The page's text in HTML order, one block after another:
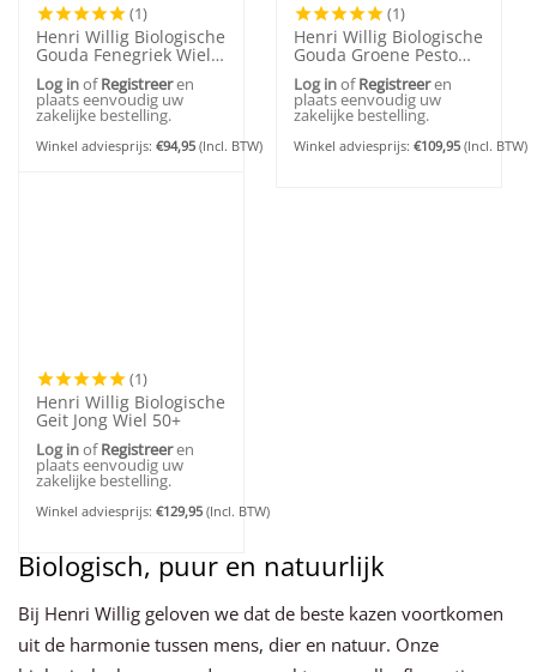
(1)
Henri Willig Biologische
Gouda Fenegriek Wiel
Log inofRegistreeren
plaats eenvoudig uw
zakelijke bestelling.
Winkel adviesprijs:€94,95 (Incl. BTW)
(1)
Henri Willig Biologische
Gouda Groene Pesto
Log inofRegistreeren
plaats eenvoudig uw
zakelijke bestelling.
Winkel adviesprijs:€109,95 (Incl. BTW)
(1)
Henri Willig Biologische
Geit Jong Wiel 50+
Log inofRegistreeren
plaats eenvoudig uw
zakelijke bestelling.
Winkel adviesprijs:€129,95 (Incl. BTW)
Biologisch, puur en natuurlijk
Bij Henri Willig geloven we dat de beste kazen voortkomen
uit de harmonie tussen mens, dier en natuur. Onze